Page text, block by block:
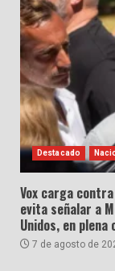
Destacado
Vox carga
evita señalar a
Unidos, en
7 de agosto de